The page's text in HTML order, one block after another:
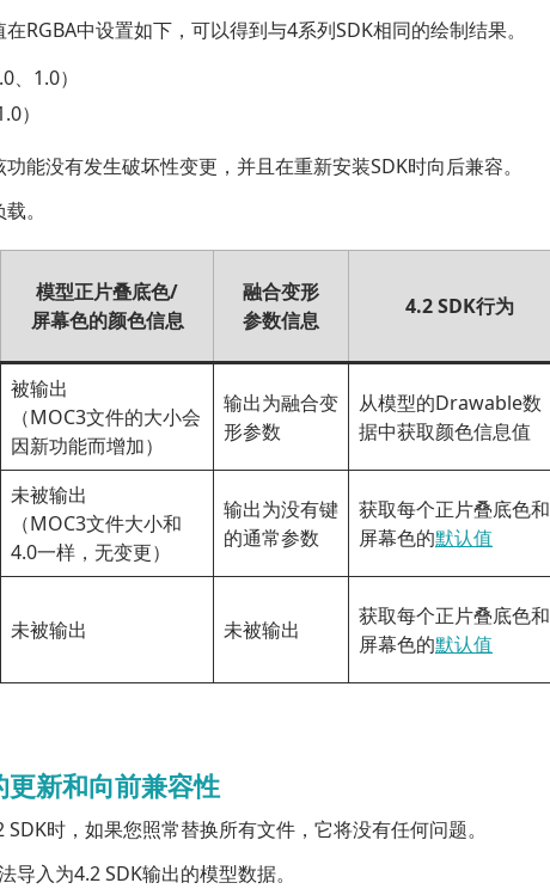
RGBA中设置如下，可以得到与4系列SDK相同的绘制结果。
1.0）
）
能没有发生破坏性变更，并且在重新安装SDK时向后兼容。
。
模型正片叠底色/
屏幕色的颜色信息
融合变形
参数信息
4.2 SDK行为
被输出
（MOC3文件的大小会
因新功能而增加）
输出为融合变
形参数
从模型的Drawable数
据中获取颜色信息值
未被输出
（MOC3文件大小和
4.0一样，无变更）
输出为没有键
的通常参数
获取每个正片叠底色和
屏幕色的默认值
未被输出 未被输出
获取每个正片叠底色和
屏幕色的默认值
新和向前兼容性
时，如果您照常替换所有文件，它将没有任何问题。
入为4.2 SDK输出的模型数据。